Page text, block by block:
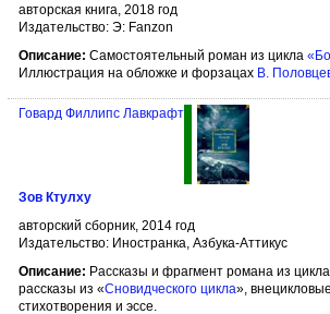
авторская книга, 2018 год
Издательство: Э: Fanzon
Описание: Самостоятельный роман из цикла
Иллюстрация на обложке и форзацах В.
Говард Филлипс Лавкрафт
Зов Ктулху
авторский сборник, 2014 год
Издательство: Иностранка, Азбука-Аттикус
Описание: Рассказы и фрагмент романа из
рассказы из «Сновидческого цикла»,
стихотворения и эссе.